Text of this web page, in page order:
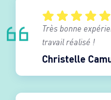
Christelle
Très bonne
travail réalisé !